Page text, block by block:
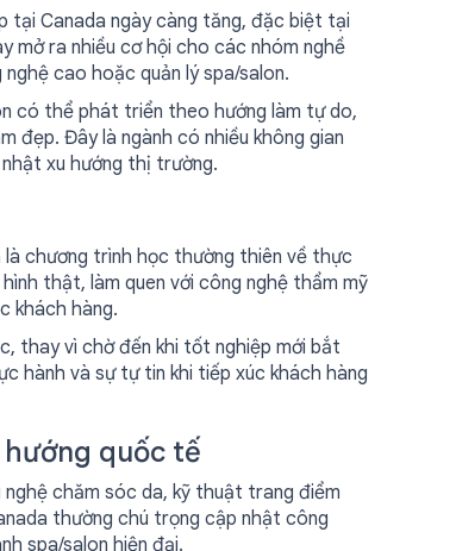
tại Canada ngày càng tăng, đặc biệt tại
mở ra nhiều cơ hội cho các nhóm nghề
cao hoặc quản lý spa/salon.
có thể phát triển theo hướng làm tự do,
đẹp. Đây là ngành có nhiều không gian
xu hướng thị trường.
chương trình học thường thiên về thực
thật, làm quen với công nghệ thẩm mỹ
khách hàng.
thay vì chờ đến khi tốt nghiệp mới bắt
hành và sự tự tin khi tiếp xúc khách hàng
quốc tế
chăm sóc da, kỹ thuật trang điểm
thường chú trọng cập nhật công
spa/salon hiện đại.